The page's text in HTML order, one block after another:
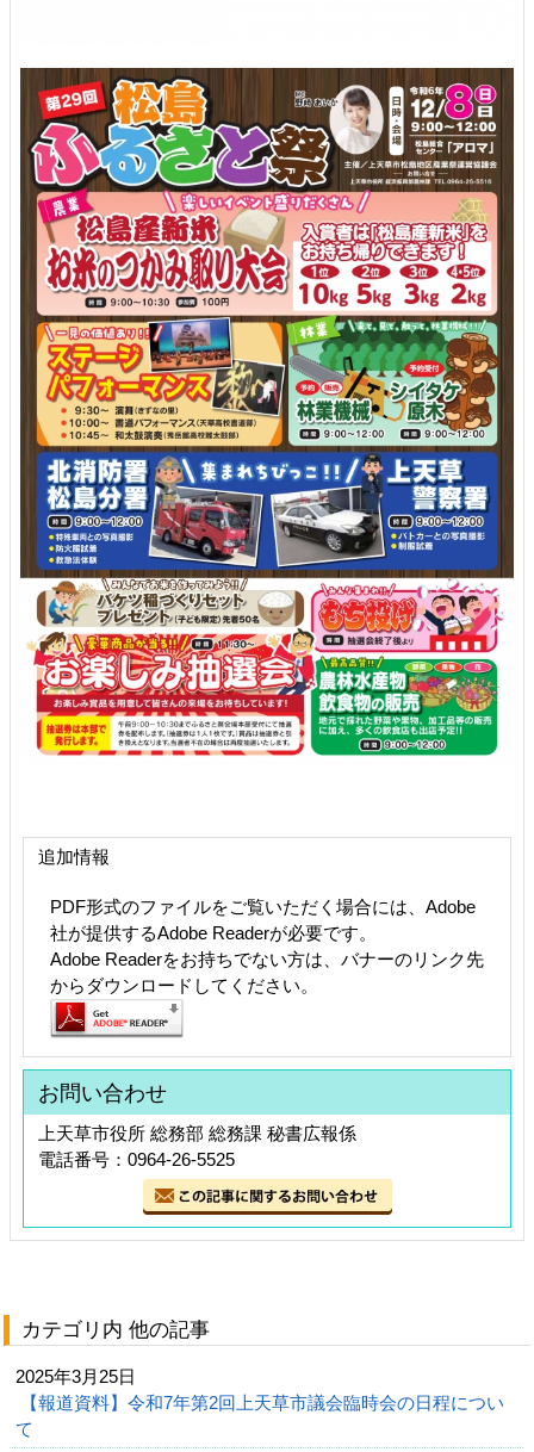
追加情報
PDF形式のファイルをご覧いただく場合には、Adobe
社が提供するAdobe Readerが必要です。
Adobe Readerをお持ちでない方は、バナーのリンク先
からダウンロードしてください。
お問い合わせ
上天草市役所 総務部 総務課 秘書広報係
電話番号：0964-26-5525
カテゴリ内 他の記事
2025年3月25日
【報道資料】令和7年第2回上天草市議会臨時会の日程につい
て